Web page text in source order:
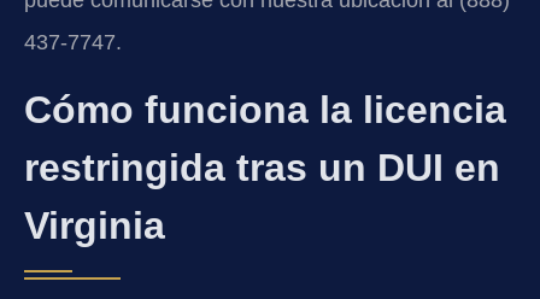
437-7747.
Cómo funciona la licencia
restringida tras un DUI en
Virginia